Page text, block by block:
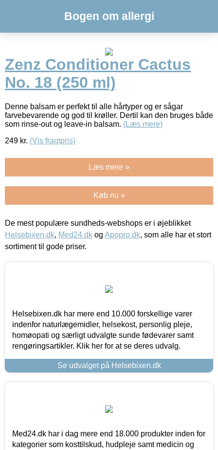
Bogen om allergi
Zenz Conditioner Cactus
No. 18 (250 ml)
Denne balsam er perfekt til alle hårtyper og er sågar
farvebevarende og god til krøller. Dertil kan den bruges både
som rinse-out og leave-in balsam. (Læs mere)
249 kr. (Vis fragtpris)
Læs mere »
Køb nu »
De mest populære sundheds-webshops er i øjeblikket
Helsebixen.dk, Med24.dk og Apopro.dk, som alle har et stort
sortiment til gode priser.
Helsebixen.dk har mere end 10.000 forskellige varer
indenfor naturlægemidler, helsekost, personlig pleje,
homøopati og særligt udvalgte sunde fødevarer samt
rengøringsartikler. Klik her for at se deres udvalg.
Se udvalget på Helsebixen.dk
Med24.dk har i dag mere end 18.000 produkter inden for
kategorier som kosttilskud, hudpleje samt medicin og